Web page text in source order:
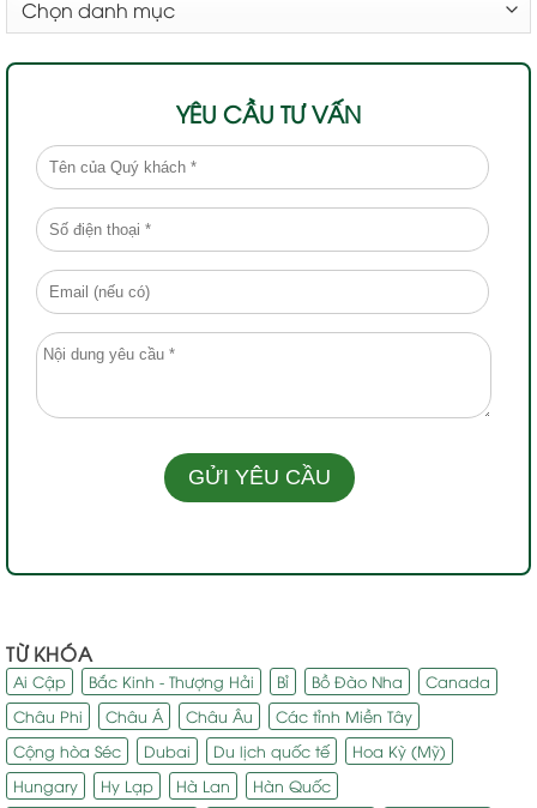
MỤC
YÊU CẦU TƯ VẤN
TỪ KHÓA
Ai Cập Bắc Kinh - Thượng Hải Bỉ Bồ Đào Nha
Canada
Châu Phi
Châu Á Châu Âu
Các tỉnh Miền Tây
Cộng hòa Séc
Dubai Du lịch quốc tế
Hoa Kỳ (Mỹ)
Hungary
Hy Lạp Hà Lan
Hàn Quốc